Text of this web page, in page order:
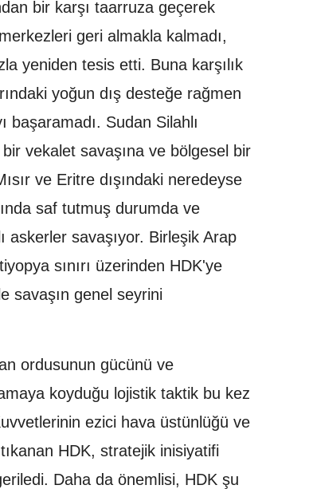
bir karşı taarruza geçerek
geri almakla kalmadı,
yeniden tesis etti. Buna karşılık
yoğun dış desteğe rağmen
başaramadı. Sudan Silahlı
vekalet savaşına ve bölgesel bir
ve Eritre dışındaki neredeyse
saf tutmuş durumda ve
askerler savaşıyor. Birleşik Arap
sınırı üzerinden HDK'ye
savaşın genel seyrini
ordusunun gücünü ve
koyduğu lojistik taktik bu kez
ezici hava üstünlüğü ve
HDK, stratejik inisiyatifi
Daha da önemlisi, HDK şu